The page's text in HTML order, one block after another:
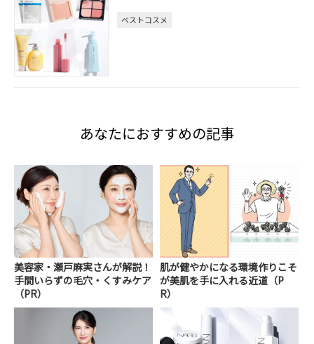
ベストコスメ
あなたにおすすめの記事
美容家・瀬戸麻実さんが解説！
手間いらずの毛穴・くすみケア
（PR）
肌が健やかになる環境作りこそ
が美肌を手に入れる近道（P
R）